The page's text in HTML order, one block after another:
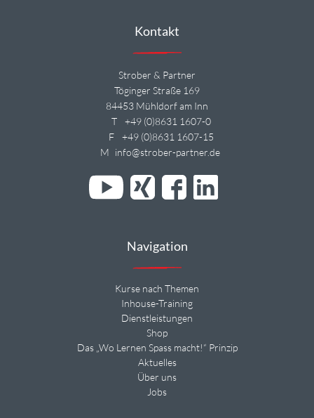
Kontakt
Strober & Partner
Töginger Straße 169
84453 Mühldorf am Inn
T
+49 (0)8631 1607-0
F
+49 (0)8631 1607-15
M info@strober-partner.de
Navigation
Kurse nach Themen
Inhouse-Training
Dienstleistungen
Shop
Das „Wo Lernen Spass macht!“ Prinzip
Aktuelles
Über uns
Jobs